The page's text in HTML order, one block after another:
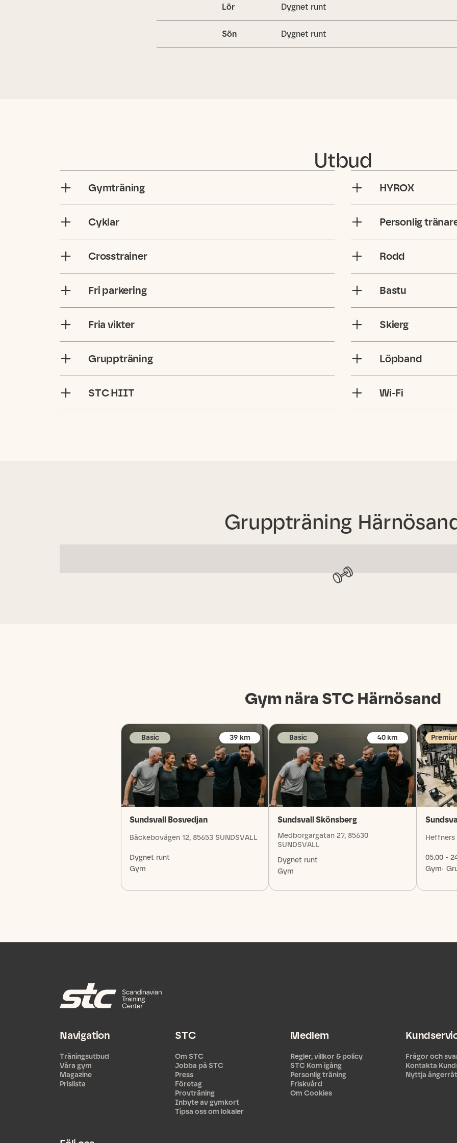
Lör Dygnet runt
Sön Dygnet runt
Utbud
Gymträning
Cyklar
Crosstrainer
Fri parkering
Fria vikter
Gruppträning
STC HIIT
HYROX
Personlig
Rodd
Bastu
Skierg
Löpband
Wi-Fi
Gruppträning
Gym nära STC Härnösand
Basic 39 km
Sundsvall Bosvedjan
Bäckebovägen 12, 85653 SUNDSVALL
Dygnet runt
Gym
Basic 40 km
Sundsvall Skönsberg
Medborgargatan 27, 85630
SUNDSVALL
Dygnet runt
Gym
Heffners
05.00 -
Gym
Navigation
Träningsutbud
Våra gym
Magazine
Prislista
STC
Om STC
Jobba på STC
Press
Företag
Provträning
Inbyte av gymkort
Tipsa oss om lokaler
Medlem
Regler, villkor & policy
STC Kom igång
Personlig träning
Friskvård
Om Cookies
Frågor och
Kontakta
Nyttja